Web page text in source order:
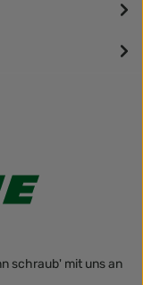
schraub' mit uns an